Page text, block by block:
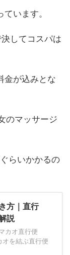
います。
してコスパは
が込みとな
のマッサージ
らいかかるの
方｜直行
説
カオ直行便
を結ぶ直行便